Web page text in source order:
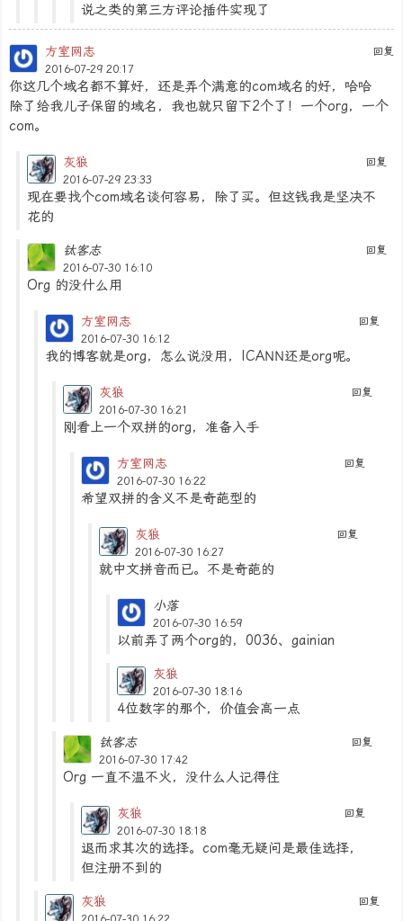
说之类的第三方评论插件实现了
回复
方室网志
2016-07-29 20:17
你这几个域名都不算好，还是弄个满意的com域名的好，哈哈
除了给我儿子保留的域名，我也就只留下2个了！一个org，一个
com。
回复
灰狼
2016-07-29 23:33
现在要找个com域名谈何容易，除了买。但这钱我是坚决不
花的
回复
钛客志
2016-07-30 16:10
Org 的没什么用
回复
方室网志
2016-07-30 16:12
我的博客就是org，怎么说没用，ICANN还是org呢。
回复
灰狼
2016-07-30 16:21
刚看上一个双拼的org，准备入手
回复
方室网志
2016-07-30 16:22
希望双拼的含义不是奇葩型的
回复
灰狼
2016-07-30 16:27
就中文拼音而已。不是奇葩的
小落
2016-07-30 16:59
以前弄了两个org的，0036、gainian
灰狼
2016-07-30 18:16
4位数字的那个，价值会高一点
回复
钛客志
2016-07-30 17:42
Org 一直不温不火，没什么人记得住
回复
灰狼
2016-07-30 18:18
退而求其次的选择。com毫无疑问是最佳选择，
但注册不到的
回复
灰狼